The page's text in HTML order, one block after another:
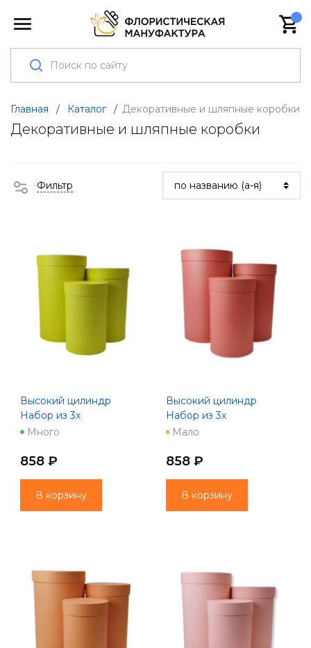
Главная / Каталог / Декоративные и шляпные коробки
Декоративные и шляпные коробки
Фильтр
Высокий цилиндр
Набор из 3х
(16*25/18*30/22*35)
Много
858 ₽
В корзину
Высокий цилиндр
Набор из 3х
(16*25/18*30/22*35)
Мало
858 ₽
В корзину